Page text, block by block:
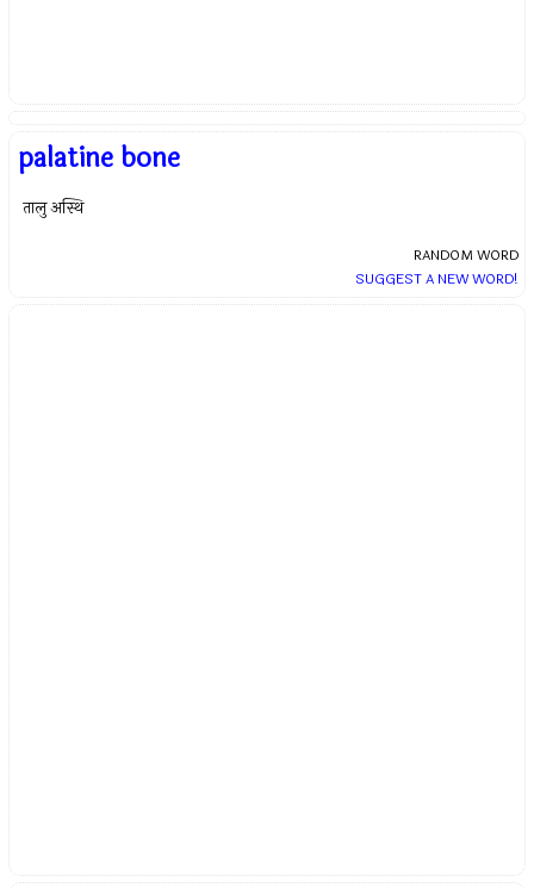
palatine bone
तालु अस्थि
RANDOM WORD
SUGGEST A NEW WORD!